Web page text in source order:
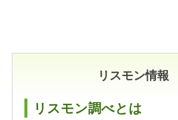
リスモン情報
リスモン調べとは